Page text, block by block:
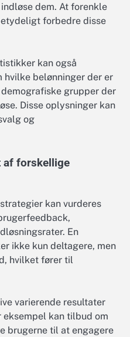
dem. At forenkle
forbedre disse
kan også
hvilke belønninger der er
grupper der
Disse oplysninger kan
og
af forskellige
kan vurderes
En
ikke kun deltagere, men
hvilket fører til
varierende resultater
eksempel kan tilbud om
brugerne til at engagere